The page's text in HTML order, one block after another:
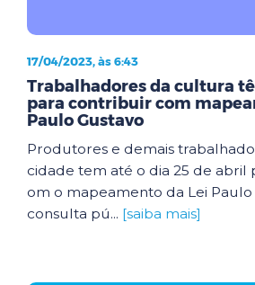
17/04/2023, às 6:43
Trabalhadores da cultura
para contribuir com
Paulo Gustavo
Produtores e demais
cidade tem até o dia 25 de abril
om o mapeamento da Lei Paulo
consulta pú... [saiba mais]